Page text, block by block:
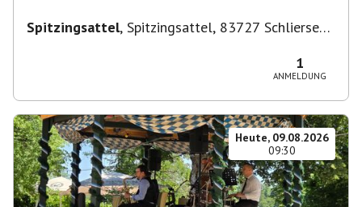
Spitzingsattel, Spitzingsattel, 83727 Schliersee,
1
ANMELDUNG
Heute, 09.08.2026
09:30